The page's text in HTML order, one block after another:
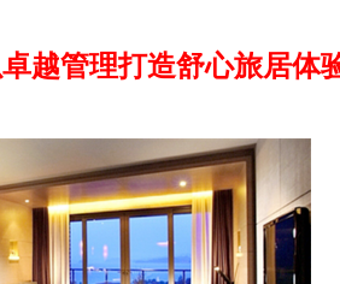
越管理打造舒心旅居体